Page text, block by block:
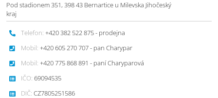
Pod stadionem 351, 398 43 Bernartice u Milevska Jihočeský
kraj
Telefon: +420 382 522 875 - prodejna
Mobil: +420 605 270 707 - pan Charypar
Mobil: +420 775 868 891 - paní Charyparová
IČO: 69094535
DIČ: CZ7805251586